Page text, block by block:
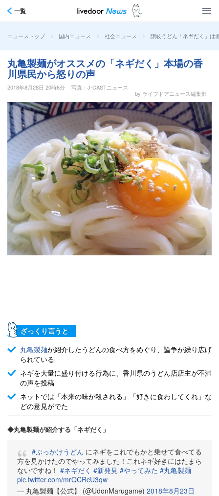
一覧
ニューストップ > 国内ニュース > 社会ニュース > 讃岐うどん「ネギだく」
丸亀製麺がオススメの「ネギだく」本場の香
川県民から怒りの声
2018年8月28日 20時8分
写真：J-CASTニュース
by ライブドアニュース編集部
ざっくり言うと
丸亀製麺が紹介したうどんの食べ方をめぐり、論争が繰り広げ
られている
ネギを大量に盛り付ける行為に、香川県のうどん店店主が不満
の声を投稿
ネットでは「本来の味が殺される」「好きに食わしてくれ」な
どの意見がでた
◆丸亀製麺が紹介する「ネギだく」
#ぶっかけうどん にネギをこれでもかと乗せて食べてる
方を見かけたのでやってみました！これネギ好きにはたまら
ないですね！ #ネギだく #新発見 #やってみた #丸亀製麺
pic.twitter.com/mrQCRcU3qw
— 丸亀製麺【公式】 (@UdonMarugame) 2018年8月23日